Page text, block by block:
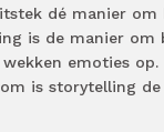
dé manier om
is de manier om
emoties
is storytelling